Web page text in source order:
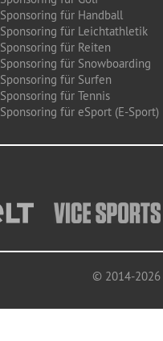
Sponsoring für Handball
Sponsoring für Leichtathletik
Sponsoring für Reiten
Sponsoring für Snowboarding
Sponsoring für Surfen
Sponsoring für Tennis
Sponsoring für eSport (E-Sport)
© 2014-2026